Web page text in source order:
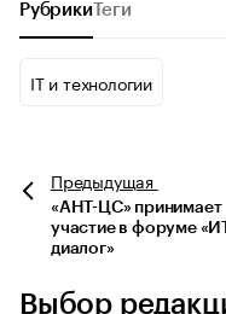
Рубрики Теги
IT и технологии
Предыдущая
«АНТ-ЦС» принимает
участие в форуме
диалог»
Выбор